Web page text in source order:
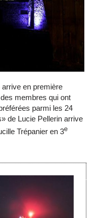
arrive en première
membres qui ont
parmi les 24
de Lucie Pellerin arrive
Trépanier en 3e